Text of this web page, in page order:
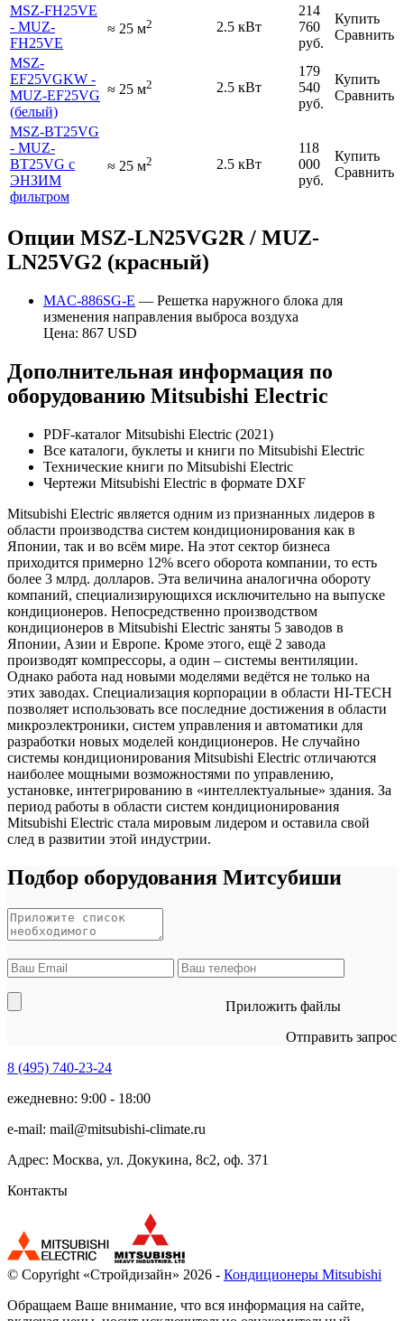
MSZ-FH25VE
- MUZ-
FH25VE
≈ 25 м2 2.5 кВт
214
760
руб.
Купить
Сравнить
MSZ-
EF25VGKW -
MUZ-EF25VG
(белый)
≈ 25 м2 2.5 кВт
179
540
руб.
Купить
Сравнить
MSZ-BT25VG
- MUZ-
BT25VG с
ЭНЗИМ
фильтром
≈ 25 м2 2.5 кВт
118
000
руб.
Купить
Сравнить
Опции MSZ-LN25VG2R / MUZ-
LN25VG2 (красный)
MAC-886SG-E — Решетка наружного блока для
изменения направления выброса воздуха
Цена: 867 USD
Дополнительная информация по
оборудованию Mitsubishi Electric
PDF-каталог Mitsubishi Electric (2021)
Все каталоги, буклеты и книги по Mitsubishi Electric
Технические книги по Mitsubishi Electric
Чертежи Mitsubishi Electric в формате DXF
Mitsubishi Electric является одним из признанных лидеров в
области производства систем кондиционирования как в
Японии, так и во всём мире. На этот сектор бизнеса
приходится примерно 12% всего оборота компании, то есть
более 3 млрд. долларов. Эта величина аналогична обороту
компаний, специализирующихся исключительно на выпуске
кондиционеров. Непосредственно производством
кондиционеров в Mitsubishi Electric заняты 5 заводов в
Японии, Азии и Европе. Кроме этого, ещё 2 завода
производят компрессоры, а один – системы вентиляции.
Однако работа над новыми моделями ведётся не только на
этих заводах. Специализация корпорации в области HI-TECH
позволяет использовать все последние достижения в области
микроэлектроники, систем управления и автоматики для
разработки новых моделей кондиционеров. Не случайно
системы кондиционирования Mitsubishi Electric отличаются
наиболее мощными возможностями по управлению,
установке, интегрированию в «интеллектуальные» здания. За
период работы в области систем кондиционирования
Mitsubishi Electric стала мировым лидером и оставила свой
след в развитии этой индустрии.
Подбор оборудования Митсубиши
Приложить файлы
Отправить запрос
8 (495) 740-23-24
ежедневно: 9:00 - 18:00
e-mail: mail@mitsubishi-climate.ru
Адрес: Москва, ул. Докукина, 8с2, оф. 371
Контакты
© Copyright «Стройдизайн» 2026 - Кондиционеры Mitsubishi
Обращаем Ваше внимание, что вся информация на сайте,